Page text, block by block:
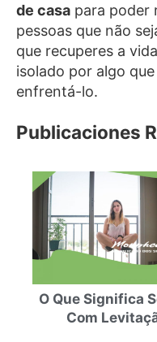
de casa para poder
pessoas que não
que recuperes a
isolado por algo
enfrentá-lo.
Publicaciones
O Que Significa
Com